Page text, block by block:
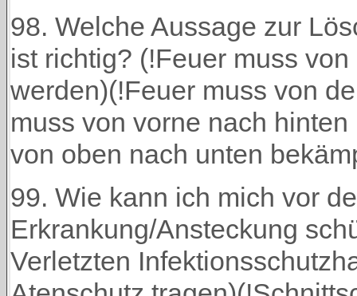
98. Welche Aussage zur
ist richtig? (!Feuer muss
werden)(!Feuer muss von
muss von vorne nach
von oben nach unten
99. Wie kann ich mich vor
Erkrankung/Ansteckung
Verletzten